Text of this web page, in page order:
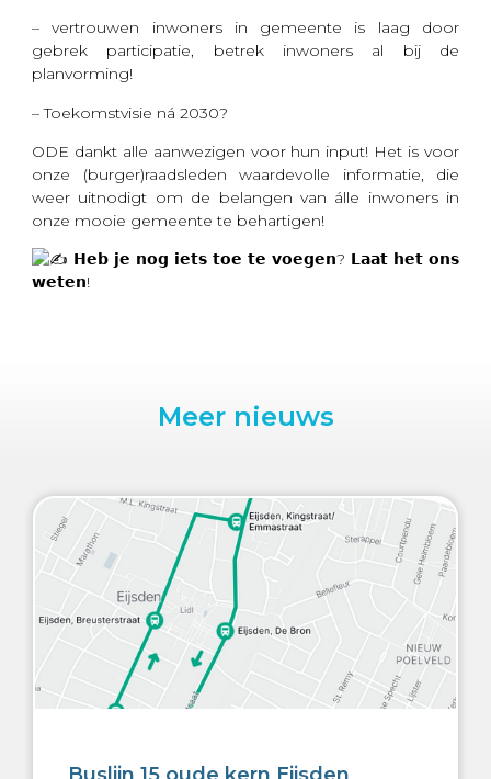
– vertrouwen inwoners in gemeente is laag door
gebrek participatie, betrek inwoners al bij de
planvorming!
– Toekomstvisie ná 2030?
ODE dankt alle aanwezigen voor hun input! Het is voor
onze (burger)raadsleden waardevolle informatie, die
weer uitnodigt om de belangen van álle inwoners in
onze mooie gemeente te behartigen!
𝗛𝗲𝗯 𝗷𝗲 𝗻𝗼𝗴 𝗶𝗲𝘁𝘀 𝘁𝗼𝗲 𝘁𝗲 𝘃𝗼𝗲𝗴𝗲𝗻? 𝗟𝗮𝗮𝘁 𝗵𝗲𝘁 𝗼𝗻𝘀
𝘄𝗲𝘁𝗲𝗻!
Meer nieuws